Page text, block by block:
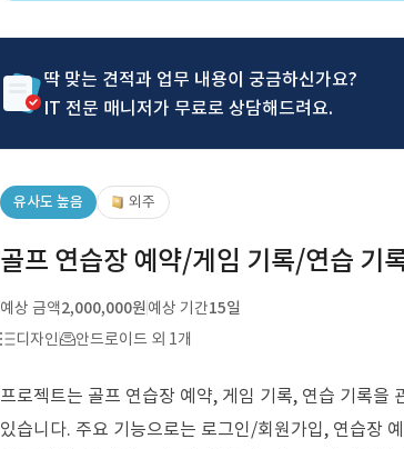
딱 맞는 견적과 업무 내용이 궁금하신가요?
IT 전문 매니저가 무료로 상담해드려요.
유사도 높음 외주
골프 연습장 예약/게임 기록/연습 기
예상 금액2,000,000원예상 기간15일
디자인
안드로이드 외 1개
프로젝트는 골프 연습장 예약, 게임 기록, 연습 기록을
있습니다. 주요 기능으로는 로그인/회원가입, 연습장